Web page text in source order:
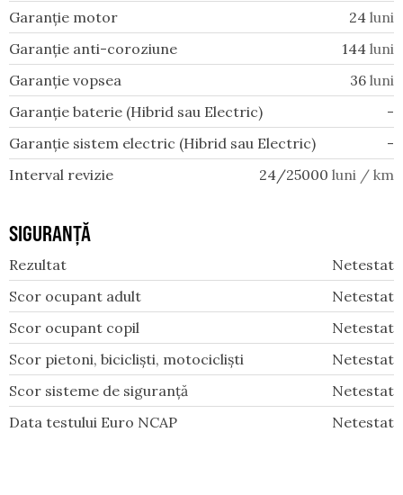
Garanție motor
24 luni
Garanție anti-coroziune
144 luni
Garanție vopsea
36 luni
Garanție baterie (Hibrid sau Electric)
-
Garanție sistem electric (Hibrid sau Electric)
-
Interval revizie
24/25000 luni / km
SIGURANȚĂ
Rezultat
Netestat
Scor ocupant adult
Netestat
Scor ocupant copil
Netestat
Scor pietoni, bicicliști, motocicliști
Netestat
Scor sisteme de siguranță
Netestat
Data testului Euro NCAP
Netestat